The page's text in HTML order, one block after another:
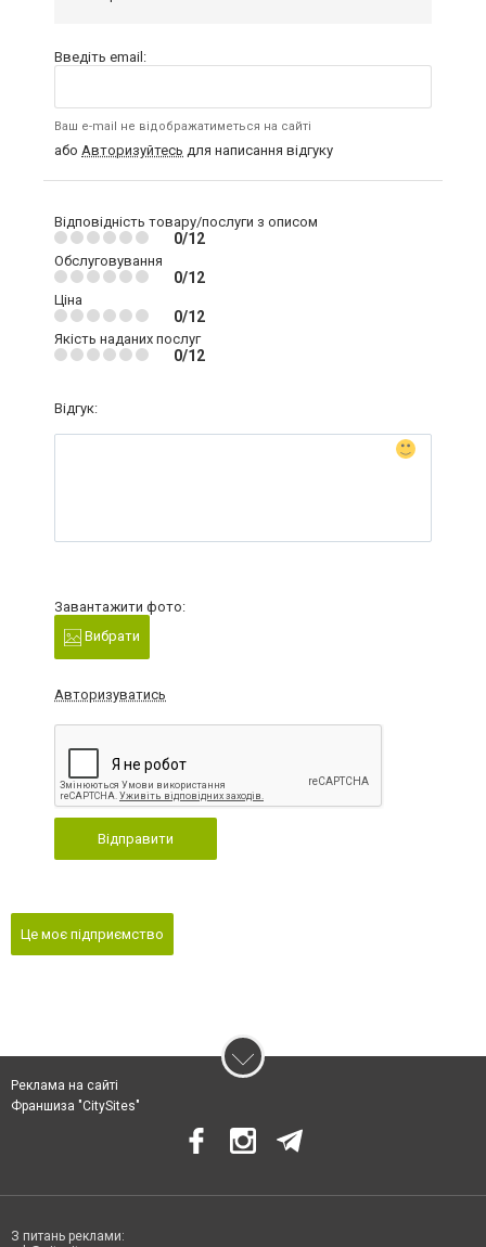
Введіть email:
Ваш e-mail не відображатиметься на сайті
або Авторизуйтесь для написання відгуку
Відповідність товару/послуги з описом
0/12
Обслуговування
0/12
Ціна
0/12
Якість наданих послуг
0/12
Відгук:
Завантажити фото:
Вибрати
Авторизуватись
Відправити
Це моє підприємство
Реклама на сайті
Франшиза "CitySites"
З питань реклами: